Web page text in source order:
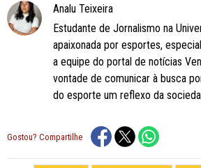
Analu Teixeira
Estudante de Jornalismo na
apaixonada por esportes,
a equipe do portal de notícias
vontade de comunicar à busca
do esporte um reflexo da
Gostou? Compartilhe